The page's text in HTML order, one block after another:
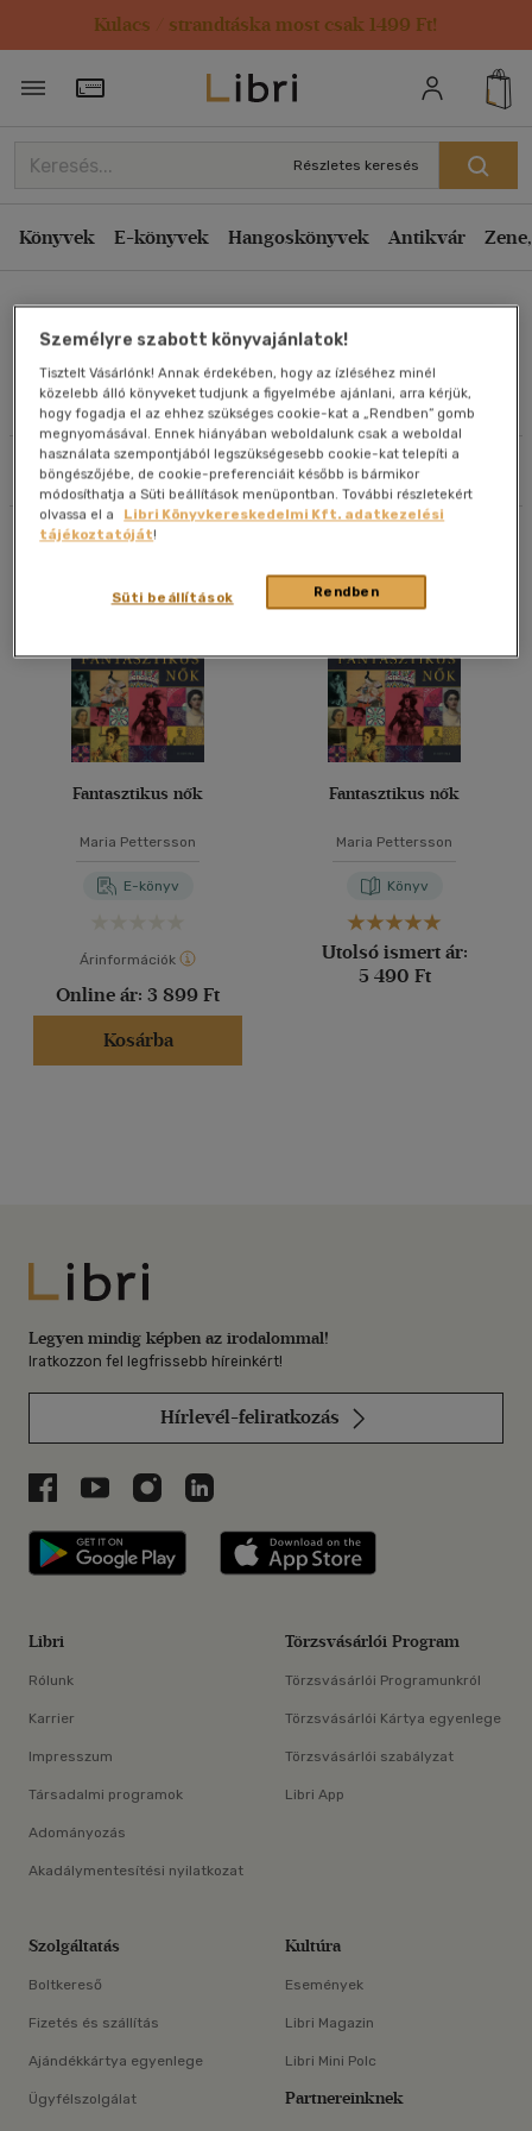
Kulacs / strandtáska most csak 1499 Ft!
Törzsvásárlói Kártya adatai
Részletes keresés
Könyvek E-könyvek Hangoskönyvek Antikvár
Maria Pettersson
Művei
Szűrés Rendezés
Rendezés
Kiadás éve szerint csökkenő
Ár szerint csökkenő
Eladott darabszám szerint csökkenő
Eladott darabszám szerint növekvő
Cím szerint A-Z
Szerző szerint A-Z
Megjelenítés
20 db / oldal
Alkalmaz
Fantasztikus nők
Maria Pettersson
E-könyv
Árinformációk
Online ár: 3 899 Ft
Kosárba
Fantasztikus nők
Maria Pettersson
Könyv
Utolsó ismert ár:
5 490 Ft
Libri
Legyen mindig képben az irodalommal!
Iratkozzon fel legfrissebb híreinkért!
Hírlevél-feliratkozás
Libri a Facebookon
Libri a Youtube-on
Libri az Instagramon
Libri a LinkedInen
Libri applikáció Szerezd meg: Google
Libri
Rólunk
Karrier
Impresszum
Társadalmi programok
Adományozás
Akadálymentesítési nyilatkozat
Törzsvásárlói Program
Törzsvásárlói Programunkról
Törzsvásárlói Kártya egyenlege
Törzsvásárlói szabályzat
Libri App
Szolgáltatás
Boltkereső
Fizetés és szállítás
Ajándékkártya egyenlege
Ügyfélszolgálat
Kultúra
Események
Libri Magazin
Libri Mini Polc
Partnereinknek
Személyre szabott könyvajánlatok!
Tisztelt Vásárlónk! Annak érdekében, hogy az ízléséhez minél
közelebb álló könyveket tudjunk a figyelmébe ajánlani, arra kérjük,
hogy fogadja el az ehhez szükséges cookie-kat a „Rendben” gomb
megnyomásával. Ennek hiányában weboldalunk csak a weboldal
használata szempontjából legszükségesebb cookie-kat telepíti a
böngészőjébe, de cookie-preferenciáit később is bármikor
módosíthatja a Süti beállítások menüpontban. További részletekért
olvassa el a
Libri Könyvkereskedelmi Kft. adatkezelési
tájékoztatóját!
Rendben
Süti beállítások